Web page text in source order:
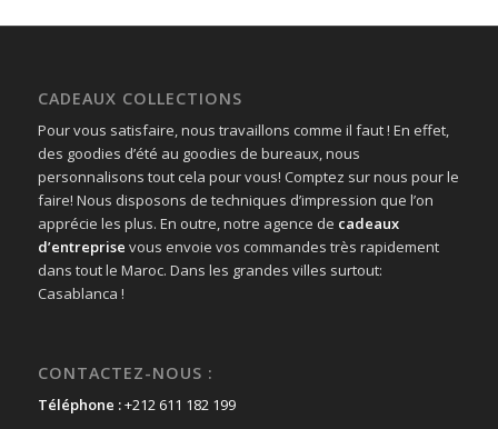
CADEAUX COLLECTIONS
Pour vous satisfaire, nous travaillons comme il faut ! En effet,
des goodies d’été au goodies de bureaux, nous
personnalisons tout cela pour vous! Comptez sur nous pour le
faire! Nous disposons de techniques d’impression que l’on
apprécie les plus. En outre, notre agence de cadeaux
d’entreprise vous envoie vos commandes très rapidement
dans tout le Maroc. Dans les grandes villes surtout:
Casablanca !
CONTACTEZ-NOUS :
Téléphone :+212 611 182 199